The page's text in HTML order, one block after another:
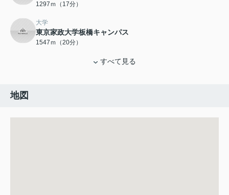
1297ｍ（17分）
大学
東京家政大学板橋キャンパス
1547ｍ（20分）
すべて見る
地図